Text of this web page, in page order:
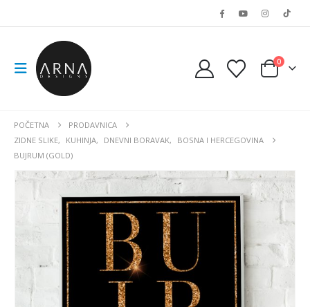
0
POČETNA
PRODAVNICA
ZIDNE SLIKE, KUHINJA, DNEVNI BORAVAK,
BOSNA I HERCEGOVINA
BUJRUM (GOLD)